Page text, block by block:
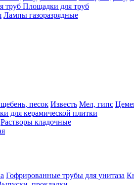
труб Площадки для труб
Лампы газоразрядные
песок Известь Мел, гипс
для керамической плитки
Растворы кладочные
Гофрированные трубы для унитаза